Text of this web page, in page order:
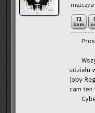
71
kom
udzia­łu
(oby
cam ten